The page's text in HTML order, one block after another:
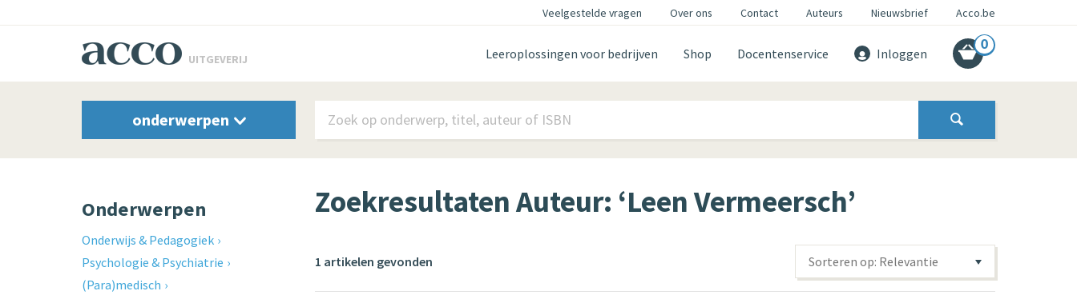
Veelgestelde vragen Over ons Contact Auteurs Nieuwsbrief Acco.be
UITGEVERIJ Leeroplossingen voor bedrijven Shop Docentenservice Inloggen
0
onderwerpen
Onderwerpen
Onderwijs & Pedagogiek
Psychologie & Psychiatrie
(Para)medisch
Zoekresultaten Auteur: ‘Leen Vermeersch’
1 artikelen gevonden Sorteren op: Relevantie